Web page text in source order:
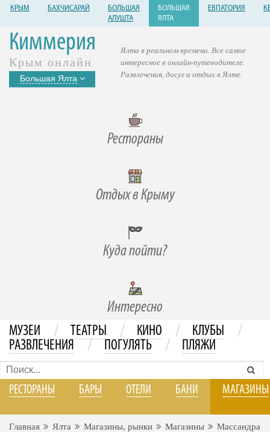
КРЫМ БАХЧИСАРАЙ
БОЛЬШАЯ
АЛУШТА
БОЛЬШАЯ
ЯЛТА
ЕВПАТОРИЯ
Киммерия
Крым онлайн
Большая Ялта
Рестораны
Отдых в Крыму
Куда пойти?
Интересно
Ялта в реальном времени. Все самое
интересное в онлайн-путеводителе.
Развлечения, досуг и отдых в Ялте.
МУЗЕИ / ТЕАТРЫ / КИНО / КЛУБЫ /
РАЗВЛЕЧЕНИЯ / ПОГУЛЯТЬ / ПЛЯЖИ
РЕСТОРАНЫ БАРЫ ОТЕЛИ БАНИ МАГАЗИНЫ
Главная Ялта Магазины, рынки Магазины Массандра